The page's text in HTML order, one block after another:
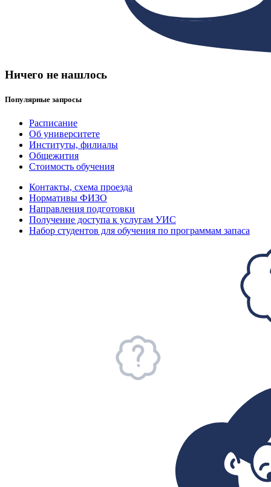
Ничего не нашлось
Популярные запросы
Расписание
Об университете
Институты, филиалы
Общежития
Стоимость обучения
Контакты, схема проезда
Нормативы ФИЗО
Направления подготовки
Получение доступа к услугам УИС
Набор студентов для обучения по программам запаса